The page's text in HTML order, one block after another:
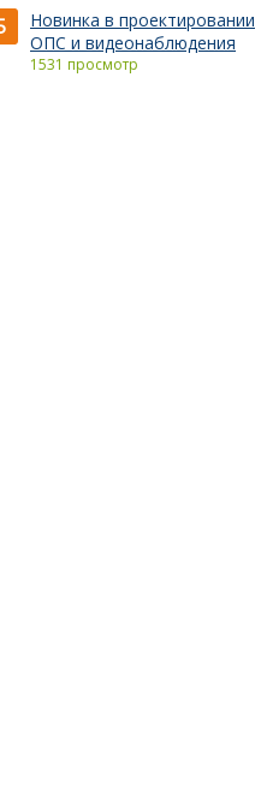
Новинка в проектировании
ОПС и видеонаблюдения
1531 просмотр